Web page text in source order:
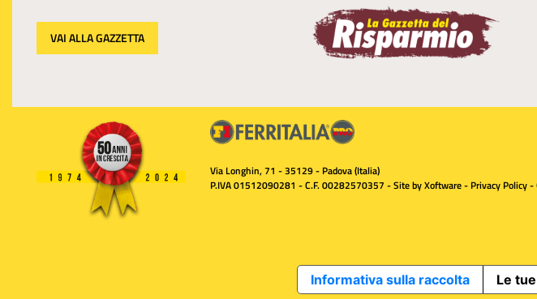
VAI ALLA GAZZETTA
Via Longhin, 71 - 35129 - Padova (Italia)
P.IVA 01512090281 - C.F. 00282570357 - Site byXoftware- Privacy Policy-
Informativa sulla raccolta Le